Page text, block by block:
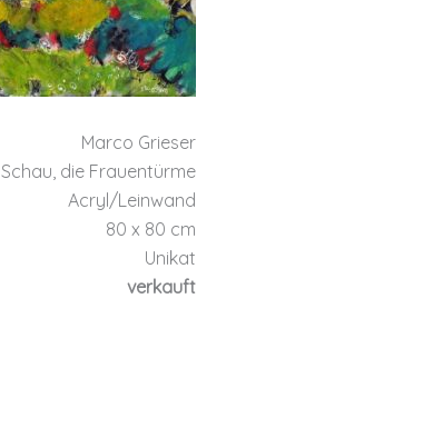
Marco Grieser
Schau, die Frauentürme
Acryl/Leinwand
80 x 80 cm
Unikat
verkauft